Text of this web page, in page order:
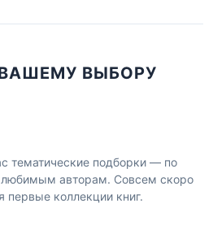
ВЫБОРУ
тематические подборки — по
авторам. Совсем скоро
первые коллекции книг.